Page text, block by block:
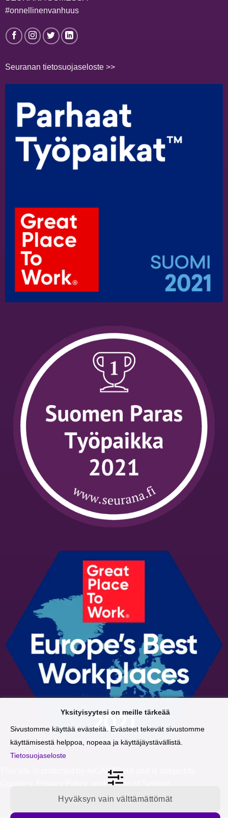
#onnellinenvanhuus
Seuranan tietosuojaseloste >>
This site is protected by reCAPTCHA and is subject to
andTerms of Service
Yksityisyytesi on meille tärkeää
Sivustomme käyttää evästeitä. Evästeet tekevät sivustomme
käyttämisestä helppoa, nopeaa ja käyttäjäystävällistä.
Tietosuojaseloste
Hyväksyn vain välttämättömät